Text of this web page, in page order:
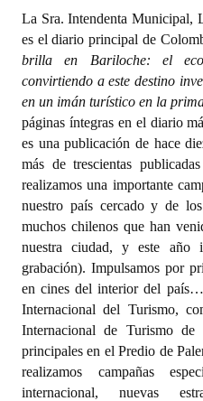
La Sra. Intendenta
es el diario principal de
brilla en Bariloche: el
convirtiendo a este destino
en un imán turístico en la
páginas íntegras en el diario
es una publicación de hace
más de trescientas
realizamos una importante
nuestro país cercado y de
muchos chilenos que han
nuestra ciudad, y este año
grabación). Impulsamos por
en cines del interior del
Internacional del Turismo,
Internacional de Turismo
principales en el Predio de
realizamos campañas
internacional, nuevas